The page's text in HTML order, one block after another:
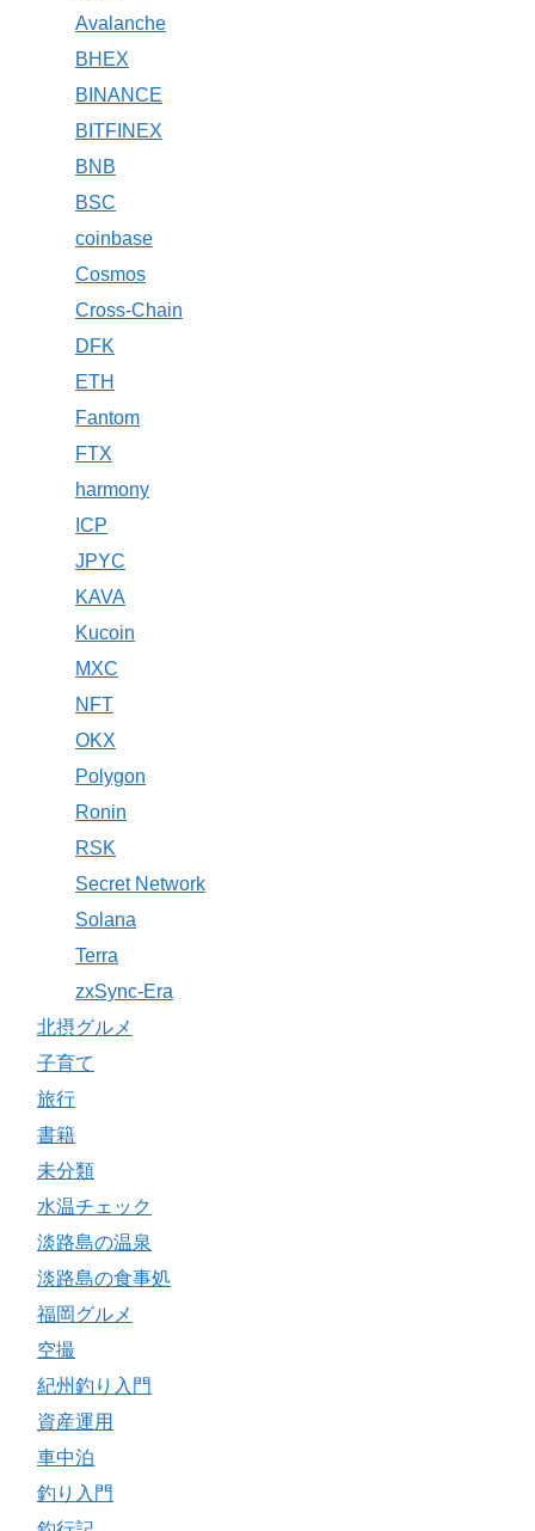
Avalanche
BHEX
BINANCE
BITFINEX
BNB
BSC
coinbase
Cosmos
Cross-Chain
DFK
ETH
Fantom
FTX
harmony
ICP
JPYC
KAVA
Kucoin
MXC
NFT
OKX
Polygon
Ronin
RSK
Secret Network
Solana
Terra
zxSync-Era
北摂グルメ
子育て
旅行
書籍
未分類
水温チェック
淡路島の温泉
淡路島の食事処
福岡グルメ
空撮
紀州釣り入門
資産運用
車中泊
釣り入門